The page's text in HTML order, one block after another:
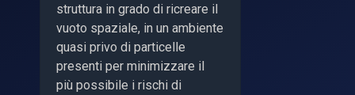
struttura in grado di ricreare il
vuoto spaziale, in un ambiente
quasi privo di particelle
presenti per minimizzare il
più possibile i rischi di